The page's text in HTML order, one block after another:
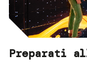
Preparati